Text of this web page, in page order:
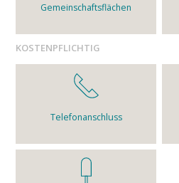
Gemeinschaftsflächen
KOSTENPFLICHTIG
Telefonanschluss